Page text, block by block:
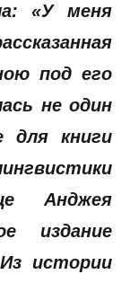
«У меня
под его
не один
для книги
Анджея
издание
истории